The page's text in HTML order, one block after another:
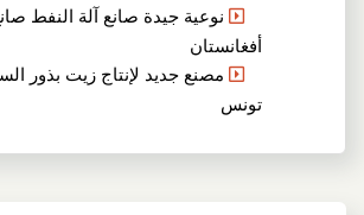
نوعية جيدة صانع آلة النفط
أفغانستان
مصنع جديد لإنتاج زيت بذور
تونس